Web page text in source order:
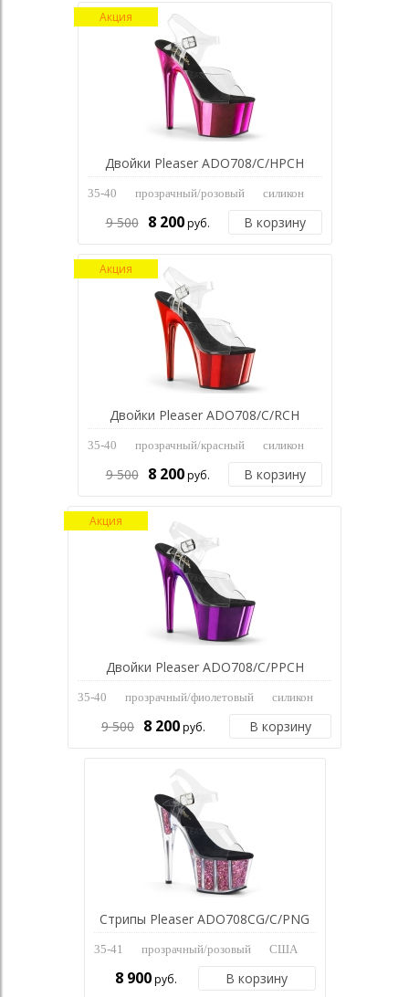
Акция
Двойки Pleaser ADO708/C/HPCH
35-40 прозрачный/розовый силикон
9 500 8 200руб. В корзину
Акция
Двойки Pleaser ADO708/C/RCH
35-40 прозрачный/красный силикон
9 500 8 200руб. В корзину
Акция
Двойки Pleaser ADO708/C/PPCH
35-40 прозрачный/фиолетовый силикон
9 500 8 200руб. В корзину
Стрипы Pleaser ADO708CG/C/PNG
35-41 прозрачный/розовый США
8 900руб. В корзину